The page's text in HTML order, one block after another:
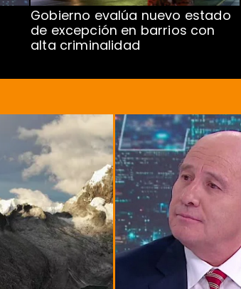
Gobierno evalúa nuevo estado
de excepción en barrios con
alta criminalidad